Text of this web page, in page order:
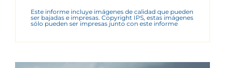
Este informe incluye imágenes de calidad que pueden
ser bajadas e impresas. Copyright IPS, estas imágenes
sólo pueden ser impresas junto con este informe